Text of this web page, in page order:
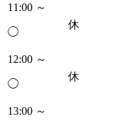
11:00 ～
◯
休
12:00 ～
◯
休
13:00 ～